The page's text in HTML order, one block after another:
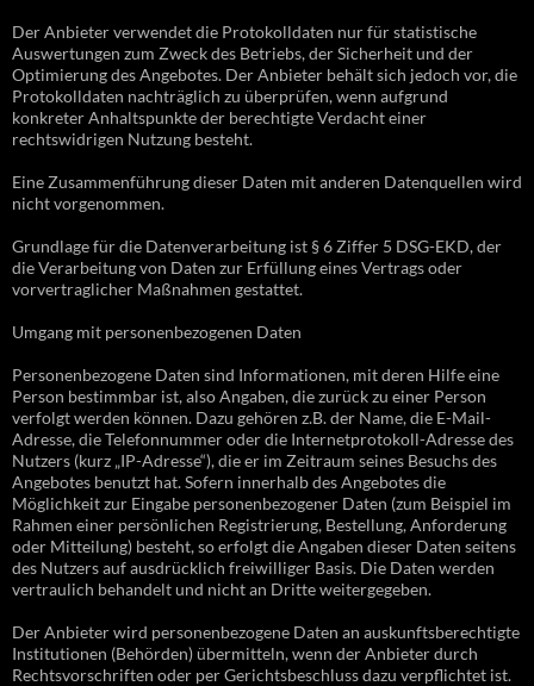
Der Anbieter verwendet die Protokolldaten nur für statistische
Auswertungen zum Zweck des Betriebs, der Sicherheit und der
Optimierung des Angebotes. Der Anbieter behält sich jedoch vor, die
Protokolldaten nachträglich zu überprüfen, wenn aufgrund
konkreter Anhaltspunkte der berechtigte Verdacht einer
rechtswidrigen Nutzung besteht.
Eine Zusammenführung dieser Daten mit anderen Datenquellen wird
nicht vorgenommen.
Grundlage für die Datenverarbeitung ist § 6 Ziffer 5 DSG-EKD, der
die Verarbeitung von Daten zur Erfüllung eines Vertrags oder
vorvertraglicher Maßnahmen gestattet.
Umgang mit personenbezogenen Daten
Personenbezogene Daten sind Informationen, mit deren Hilfe eine
Person bestimmbar ist, also Angaben, die zurück zu einer Person
verfolgt werden können. Dazu gehören z.B. der Name, die E-Mail-
Adresse, die Telefonnummer oder die Internetprotokoll-Adresse des
Nutzers (kurz „IP-Adresse“), die er im Zeitraum seines Besuchs des
Angebotes benutzt hat. Sofern innerhalb des Angebotes die
Möglichkeit zur Eingabe personenbezogener Daten (zum Beispiel im
Rahmen einer persönlichen Registrierung, Bestellung, Anforderung
oder Mitteilung) besteht, so erfolgt die Angaben dieser Daten seitens
des Nutzers auf ausdrücklich freiwilliger Basis. Die Daten werden
vertraulich behandelt und nicht an Dritte weitergegeben.
Der Anbieter wird personenbezogene Daten an auskunftsberechtigte
Institutionen (Behörden) übermitteln, wenn der Anbieter durch
Rechtsvorschriften oder per Gerichtsbeschluss dazu verpflichtet ist.